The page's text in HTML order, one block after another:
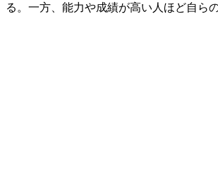
る。一方、能力や成績が高い人ほど自